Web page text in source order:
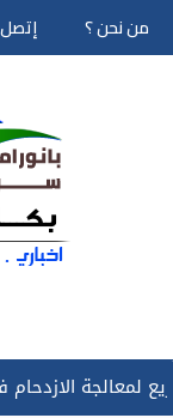
تخطى
من نحن ؟ إتصل
الازدحام في